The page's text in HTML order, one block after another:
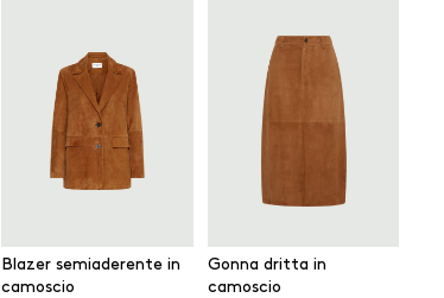
Blazer semiaderente in
camoscio
Gonna dritta in
camoscio